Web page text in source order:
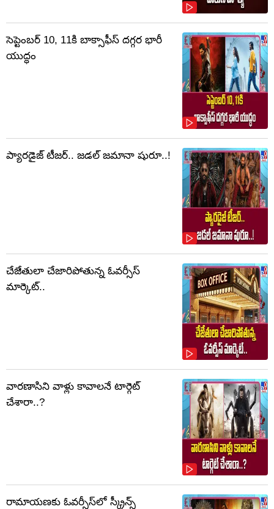
సెప్టెంబర్‌ 10, 11కి బాక్సాఫీస్ దగ్గర భారీ
యుద్ధం
ప్యారడైజ్ టీజర్.. జడల్ జమానా షురూ..!
చేజేతులా చేజారిపోతున్న ఓవర్సీస్
మార్కెట్..
వారణాసిని వాళ్లు కావాలనే టార్గెట్
చేశారా..?
రామాయణకు ఓవర్సీస్‌లో స్క్రీన్స్